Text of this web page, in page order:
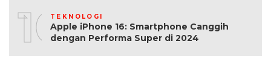
10TEKNOLOGI
Apple iPhone 16: Smartphone Canggih
dengan Performa Super di 2024